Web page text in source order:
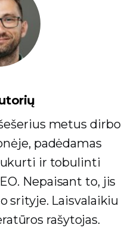
metus dirbo
padėdamas
ir tobulinti
Nepaisant to, jis
srityje. Laisvalaikiu
rašytojas.